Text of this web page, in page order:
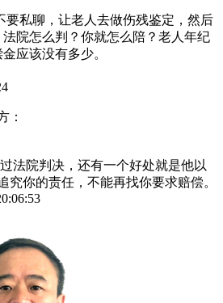
要私聊，让老人去做伤残鉴定，然后
院怎么判？你就怎么陪？老人年纪
应该没有多少。
：
法院判决，还有一个好处就是他以
究你的责任，不能再找你要求赔偿。